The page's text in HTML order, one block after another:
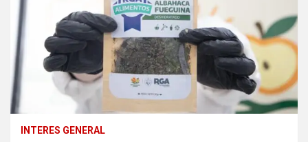
INTERES GENERAL